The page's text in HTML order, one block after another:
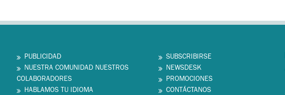
PUBLICIDAD
NUESTRA COMUNIDAD NUESTROS
COLABORADORES
HABLAMOS TU IDIOMA
SUBSCRIBIRSE
NEWSDESK
PROMOCIONES
CONTÁCTANOS